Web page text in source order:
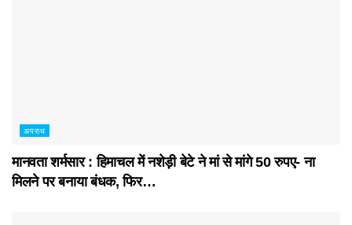
अपराध
मानवता शर्मसार : हिमाचल में नशेड़ी बेटे ने मां से मांगे 50 रुपए- ना
मिलने पर बनाया बंधक, फिर…